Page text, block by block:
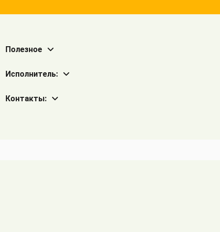
Полезное
Исполнитель:
Контакты: